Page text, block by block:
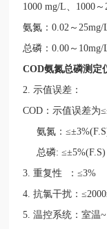
1000 mg/L
1000 ～
氨氮：0.02 ～ 25mg/
总磷：0.00 ～ 10mg/
COD氨氮总磷测定
2.示值误差：
COD ：示值误差为
氨氮：≤±
总磷:≤±5%(F.S)
3.重复性 ：≤3%
4.抗氯干扰：≤
5.温控系统：室温